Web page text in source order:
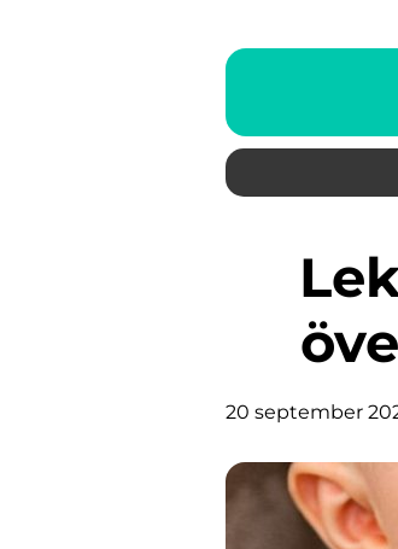
Leksaker till babygym: En
20 september